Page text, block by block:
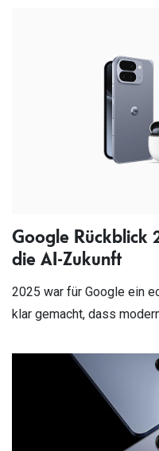
Google Rückblick
die AI-Zukunft
2025 war für Google ein
klar gemacht, dass